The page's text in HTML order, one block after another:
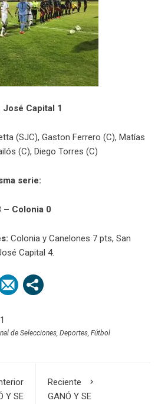
Capital 1
(SJC), Gaston Ferrero (C), Matías
(C), Diego Torres (C)
serie:
– Colonia 0
Colonia y Canelones 7 pts, San
Capital 4.
de Selecciones, Deportes, Fútbol
Y SE
Reciente
GANÓ Y SE